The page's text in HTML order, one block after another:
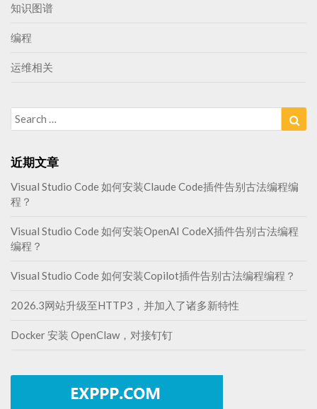
知识图谱
编程
运维相关
Search
for:
近期文章
Visual Studio Code 如何安装Claude Code插件告别古法编程编
程？
Visual Studio Code 如何安装OpenAI CodeX插件告别古法编程
编程？
Visual Studio Code 如何安装Copilot插件告别古法编程编程？
2026.3网站升级至HTTP3，并加入了诸多新特性
Docker 安装 OpenClaw，对接钉钉